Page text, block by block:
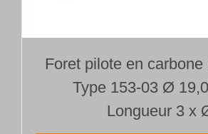
Foret pilote en
Type 153-03 Ø
Longueur 3 x